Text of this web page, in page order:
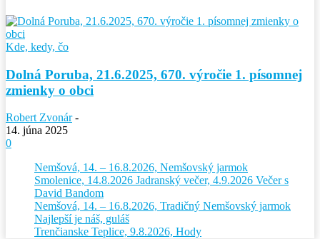
Kde, kedy, čo
Dolná Poruba, 21.6.2025, 670. výročie 1. písomnej
zmienky o obci
Robert Zvonár -
14. júna 2025
0
Nemšová, 14. – 16.8.2026, Nemšovský jarmok
Smolenice, 14.8.2026 Jadranský večer, 4.9.2026 Večer s
David Bandom
Nemšová, 14. – 16.8.2026, Tradičný Nemšovský jarmok
Najlepší je náš, guláš
Trenčianske Teplice, 9.8.2026, Hody